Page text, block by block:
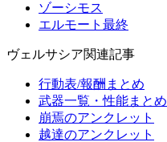
ゾーシモス
エルモート最終
ヴェルサシア関連記事
行動表/報酬まとめ
武器一覧・性能まとめ
崩焉のアンクレット
越達のアンクレット